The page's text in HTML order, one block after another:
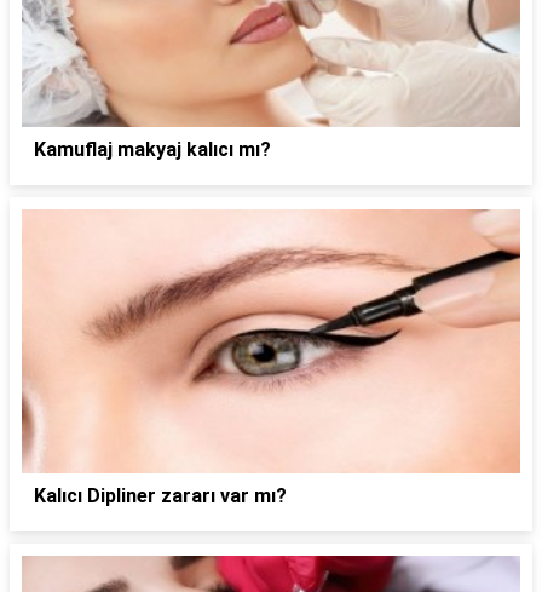
Kamuflaj makyaj kalıcı mı?
Kalıcı Dipliner zararı var mı?